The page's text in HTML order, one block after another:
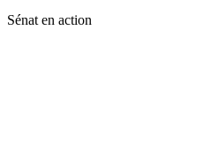
Sénat en action